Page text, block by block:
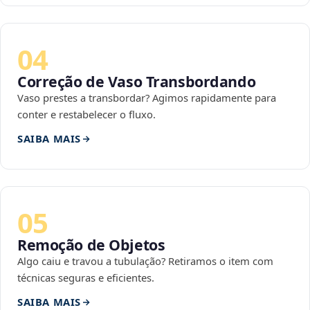
04
Correção de Vaso Transbordando
Vaso prestes a transbordar? Agimos rapidamente para
conter e restabelecer o fluxo.
SAIBA MAIS
05
Remoção de Objetos
Algo caiu e travou a tubulação? Retiramos o item com
técnicas seguras e eficientes.
SAIBA MAIS